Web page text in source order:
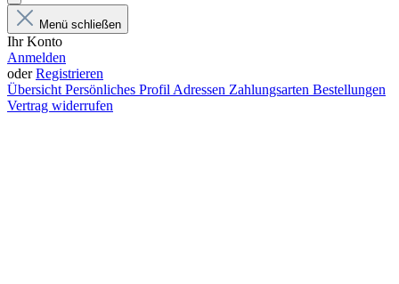
Menü schließen
Ihr Konto
Anmelden
oderRegistrieren
Übersicht Persönliches Profil Adressen Zahlungsarten Bestellungen
Vertrag widerrufen